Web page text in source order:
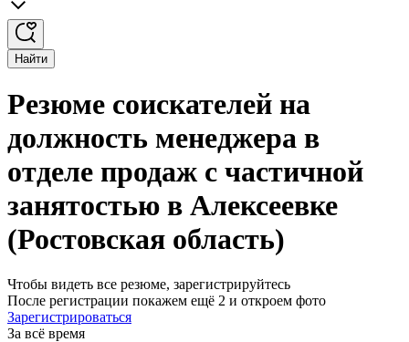
Найти
Резюме соискателей на
должность менеджера в
отделе продаж с частичной
занятостью в Алексеевке
(Ростовская область)
Чтобы видеть все резюме, зарегистрируйтесь
После регистрации покажем ещё 2 и откроем фото
Зарегистрироваться
За всё время